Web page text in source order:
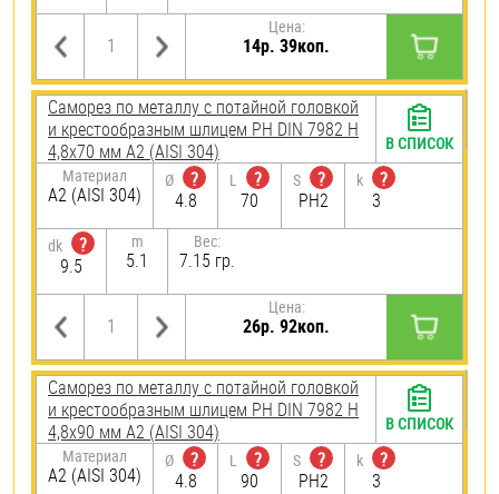
Цена:
14р. 39коп.
Саморез по металлу с потайной головкой
и крестообразным шлицем PH DIN 7982 H
4,8х70 мм А2 (AISI 304)
Материал
А2 (AISI 304)
Ø
?
4.8
L
?
70
S
?
PH2
k
?
3
dk
?
9.5
m
5.1
Вес:
7.15 гр.
Цена:
26р. 92коп.
В СПИСОК
Саморез по металлу с потайной головкой
и крестообразным шлицем PH DIN 7982 H
4,8х90 мм А2 (AISI 304)
Материал
А2 (AISI 304)
Ø
?
4.8
L
?
90
S
?
PH2
k
?
3
В СПИСОК